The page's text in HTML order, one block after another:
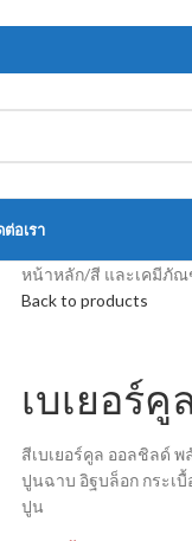
ต่อเรา
หน้าหลัก/สี และเคมีภั
Back to products
เบเยอร์
สีเบเยอร์คูล ออลชิลด์
ปูนฉาบ อิฐบล็อก กระเ
ปูน